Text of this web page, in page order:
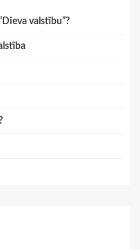
valstību”?